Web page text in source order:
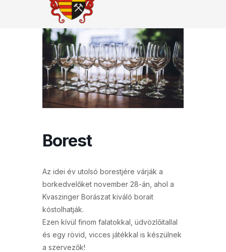
Borest
Az idei év utolsó borestjére várják a
borkedvelőket november 28-án, ahol a
Kvaszinger Borászat kiváló borait
kóstolhatják.
Ezen kívül finom falatokkal, üdvözlőitallal
és egy rövid, vicces játékkal is készülnek
a szervezők!